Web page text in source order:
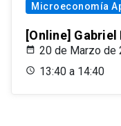
Microeconomía
[Online] Gabriel
20 de Marzo de
13:40 a 14:40